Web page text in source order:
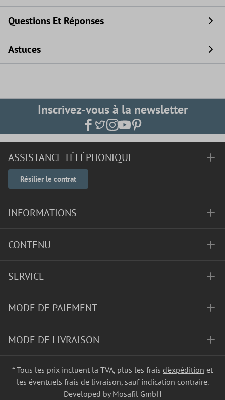
Questions Et Réponses
Astuces
Inscrivez-vous à la newsletter
ASSISTANCE TÉLÉPHONIQUE
Résilier le contrat
INFORMATIONS
CONTENU
SERVICE
MODE DE PAIEMENT
MODE DE LIVRAISON
* Tous les prix incluent la TVA, plus les frais d'expédition et
les éventuels frais de livraison, sauf indication contraire.
Developed by Mosafil GmbH